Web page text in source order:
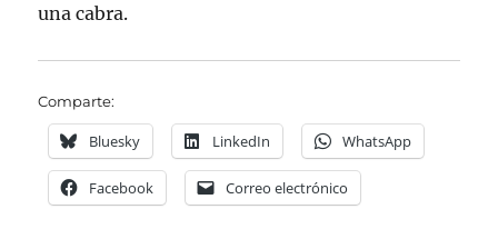
una cabra.
Comparte:
Bluesky LinkedIn WhatsApp
Facebook Correo electrónico